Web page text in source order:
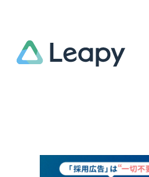
一過性の広告に頼らず、